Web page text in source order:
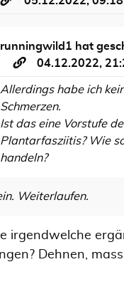
runningwild1 hat
04.12.2022,
Allerdings habe ich
Schmerzen.
Ist das eine Vorstufe
Plantarfasziitis? Wie
handeln?
Weiterlaufen.
irgendwelche
Dehnen,